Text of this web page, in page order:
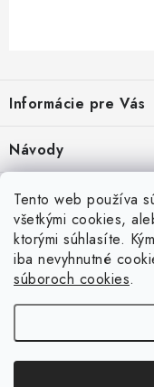
Tento web používa
všetkými cookies,
ktorými súhlasíte.
iba nevyhnutné
súboroch cookies.
p
ä
t
Informácie pre Vás
Recenzie na Heureke
Garancia najnižšej ceny
Obchodné podmienky
Podmienky ochrany
Súbory cookies
Návody
10.9.2024
Návod na osadenie
6.9.2023
Návod na vyškárovanie
Návod na montáž
Overené
Prijímame online